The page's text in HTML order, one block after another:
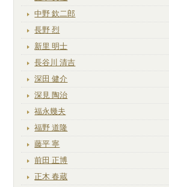
中野 欽二郎
長野 烈
新里 明士
長谷川 清吉
深田 健介
深見 陶治
福永幾夫
福野 道隆
藤平 寧
前田 正博
正木 春蔵